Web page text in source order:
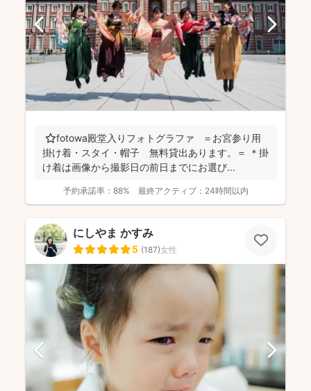
⭐️fotowa殿堂入りフォトグラファ ＝お宮参り用
掛け着・スタイ・帽子 無料貸出あります。＝ ＊掛
け着は画像から撮影日の前日までにお選び...
予約承諾率： 88% 最終アクティブ： 24時間以内
にしやま かすみ
5 (187)女性